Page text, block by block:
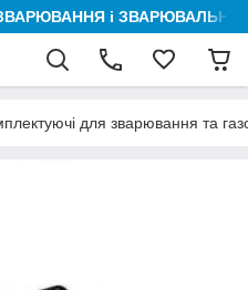
і
для зварювання та